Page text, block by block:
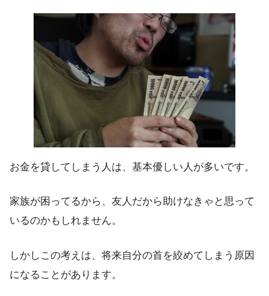
お金を貸してしまう人は、基本優しい人が多いです。
家族が困ってるから、友人だから助けなきゃと思って
いるのかもしれません。
しかしこの考えは、将来自分の首を絞めてしまう原因
になることがあります。